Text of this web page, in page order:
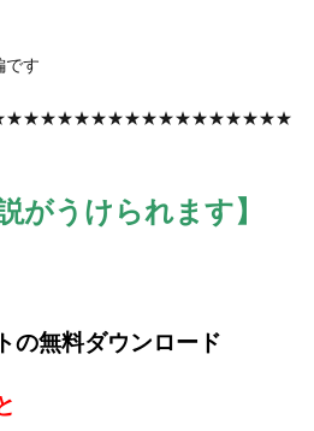
す
がうけられます】
の無料ダウンロード